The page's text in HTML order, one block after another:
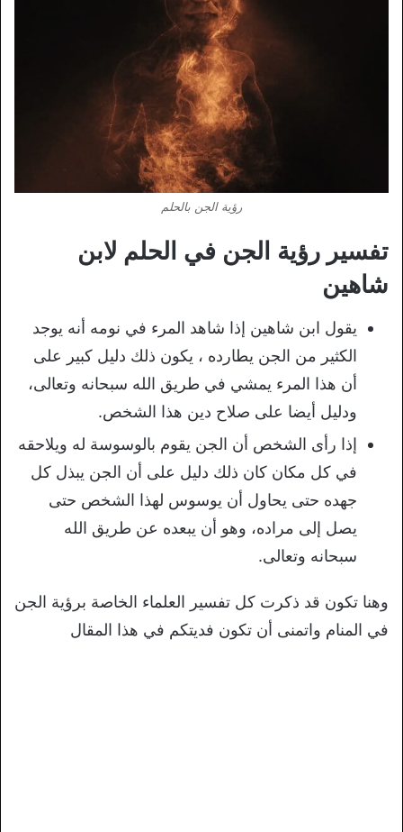
رؤية الجن بالحلم
تفسير رؤية الجن في الحلم لابن
شاهين
يقول ابن شاهين إذا شاهد المرء في نومه أنه يوجد
الكثير من الجن يطارده ، يكون ذلك دليل كبير على
أن هذا المرء يمشي في طريق الله سبحانه وتعالى،
ودليل أيضا على صلاح دين هذا الشخص.
إذا رأى الشخص أن الجن يقوم بالوسوسة له ويلاحقه
في كل مكان كان ذلك دليل على أن الجن يبذل كل
جهده حتى يحاول أن يوسوس لهذا الشخص حتى
يصل إلى مراده، وهو أن يبعده عن طريق الله
سبحانه وتعالى.
وهنا تكون قد ذكرت كل تفسير العلماء الخاصة برؤية الجن
في المنام واتمنى أن تكون فديتكم في هذا المقال